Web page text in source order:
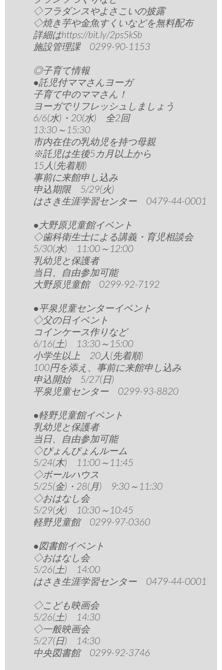
◇フラダンスやよさこいの披露
◇焼き芋や金魚すくいなどを無料配布
詳細はhttps://bit.ly/2ps5kSb
施設管理課 0299-90-1153
◎子育て情報
●託児付ママさんヨーガ
子育て中のママさん！
ヨーガでリフレッシュしましょう
6/6(水)・20(水) 全2回
13:30～15:30
市内在住の乳幼児を持つ母親
※託児は生後5カ月以上から
15人(先着順)
事前に来館申し込み
申込期限 5/29(火)
はさき生涯学習センター 0479-44-0001
●大野原児童館イベント
◇歯科衛生士による講義・育児相談会
5/30(水) 11:00～12:00
乳幼児と保護者
当日、自由参加可能
大野原児童館 0299-92-7192
●平泉児童センターイベント
◇父の日イベント
コインケース作りなど
6/16(土) 13:30～15:00
小学生以上 20人(先着順)
100円を添え、事前に来館申し込み
申込開始 5/27(日)
平泉児童センター 0299-93-8820
●軽野児童館イベント
乳幼児と保護者
当日、自由参加可能
◇ぴょんぴょんルーム
5/24(木) 11:00～11:45
◇ボールハウス
5/25(金)・28(月) 9:30～11:30
◇おはなし会
5/29(火) 10:30～10:45
軽野児童館 0299-97-0360
●図書館イベント
◇おはなし会
5/26(土) 14:00
はさき生涯学習センター 0479-44-0001
◇こども映画会
5/26(土) 14:30
◇一般映画会
5/27(日) 14:30
中央図書館 0299-92-3746